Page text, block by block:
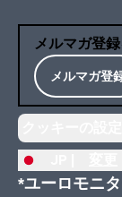
メルマガ登
メルマガ登
*ユーロモニ